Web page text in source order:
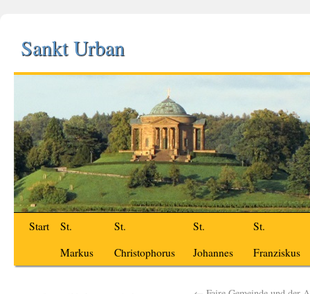
Sankt Urban
Start
St.
Markus
St.
Christophorus
St.
Johannes
St.
Franziskus